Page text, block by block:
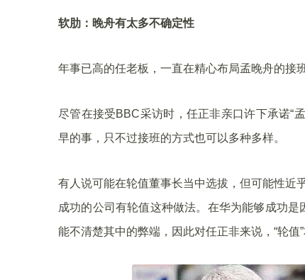
软肋：晚舟有太多不确定性
年事已高的任老板，一直在精心布局孟晚舟的接
尽管在接受BBC采访时，任正非亲口许下承诺“
早的事，只不过接班的方式也可以多种多样。
有人说可能在轮值董事长当中选拔，但可能性近
成功的公司有轮值这种做法。在华为能够成功
能不清楚其中的弊端，因此对任正非来说，“轮值